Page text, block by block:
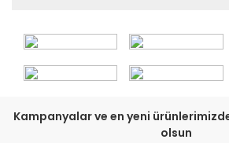
Kampanyalar ve en yeni
olsun